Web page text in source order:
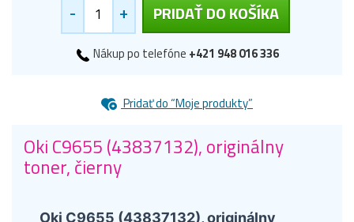
- + PRIDAŤ DO KOŠÍKA
Nákup po telefóne +421 948 016 336
Pridať do “Moje produkty”
Oki C9655 (43837132), originálny
toner, čierny
Oki C9655 (43837132), originálny